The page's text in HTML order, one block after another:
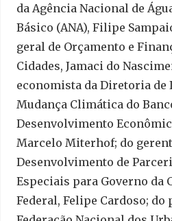
da Agência Nacional de
Básico (ANA), Filipe
geral de Orçamento e
Cidades, Jamaci do
economista da Diretoria de
Mudança Climática do
Desenvolvimento
Marcelo Miterhof; do
Desenvolvimento de
Especiais para Governo da
Federal, Felipe Cardoso; do